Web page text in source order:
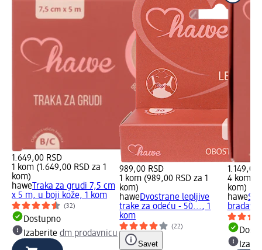
1.649,00 RSD
1 kom (1.649,00 RSD za 1
kom)
hawe Traka za grudi 7,5 cm
x 5 m, u boji kože, 1 kom
(32)
Dostupno
Izaberite dm prodavnicu
989,00 RSD
1 kom (989,00 RSD za 1
kom)
haweDvostrane lepljive
trake za odeću - 50..., 1
kom
(22)
Savet
1.149,00
4 kom
kom)
hawe